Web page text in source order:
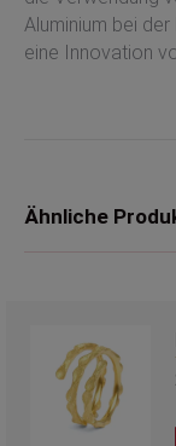
Aluminium bei
eine Innovation
Ähnliche